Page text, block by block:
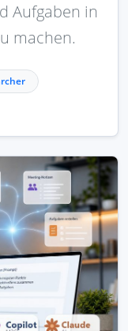
Aufgaben in
machen.